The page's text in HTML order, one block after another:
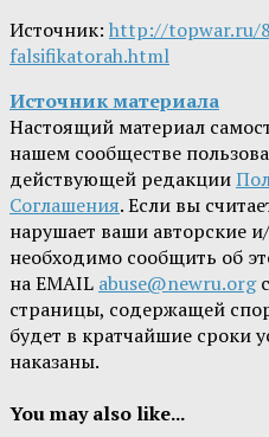
Источник: http://topwar.ru/
falsifikatorah.html
Источник материала
Настоящий материал
нашем сообществе
действующей редакции
Соглашения. Если вы
нарушает ваши авторские
необходимо сообщить об
на EMAIL abuse@newru.org
страницы, содержащей
будет в кратчайшие сроки
наказаны.
You may also like...